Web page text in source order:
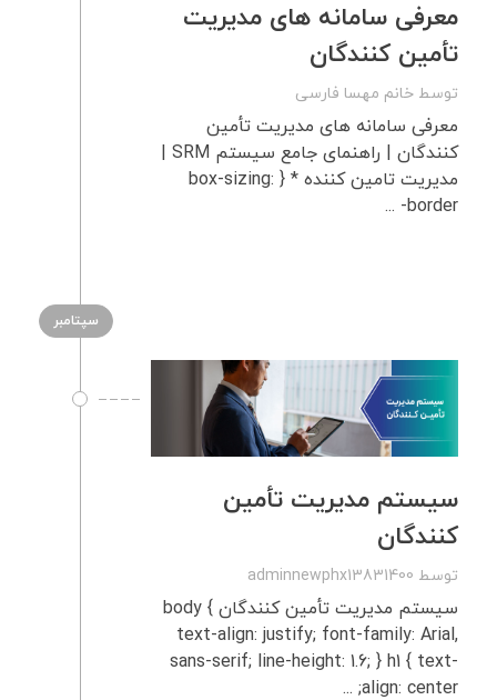
معرفی سامانه های مدیریت
تأمین کنندگان
توسط خانم مهسا فارسی
معرفی سامانه های مدیریت تأمین
مدیریت تامین کننده * { box-sizing:
border- ...
سپتامبر
سیستم مدیریت تأمین‌
کنندگان
توسط adminnewphx13831400
سیستم مدیریت تأمین‌ کنندگان body {
text-align: justify; font-family: Arial,
sans-serif; line-height: 1.6; } h1 { text-
align: center; ...